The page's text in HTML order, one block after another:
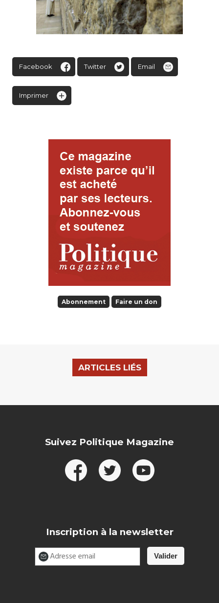
Facebook Twitter Email
Imprimer
Abonnement Faire un don
ARTICLES LIÉS
Suivez Politique Magazine
Inscription à la newsletter